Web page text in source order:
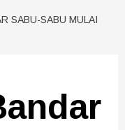
SABU-SABU MULAI